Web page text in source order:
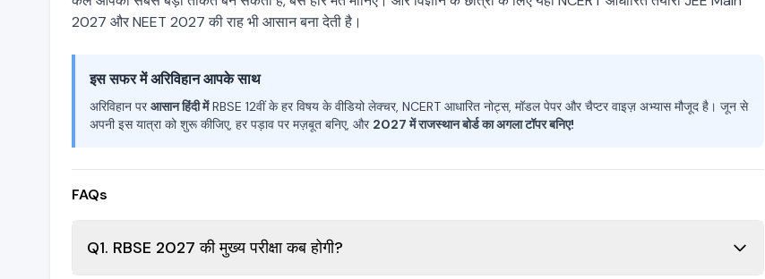
2027 और NEET 2027 की राह भी आसान बना देती है।
इस सफर में अरिविहान आपके साथ
अरिविहान परआसान हिंदी मेंRBSE 12वीं के हर विषय के वीडियो लेक्चर, NCERT आधारित नोट्स, मॉडल पेपर और चैप्टर वाइज़ अभ्यास मौजूद है। जून से
अपनी इस यात्रा को शुरू कीजिए, हर पड़ाव पर मज़बूत बनिए, और 2027 में राजस्थान बोर्ड का अगला टॉपर बनिए!
FAQs
Q1. RBSE 2027 की मुख्य परीक्षा कब होगी?